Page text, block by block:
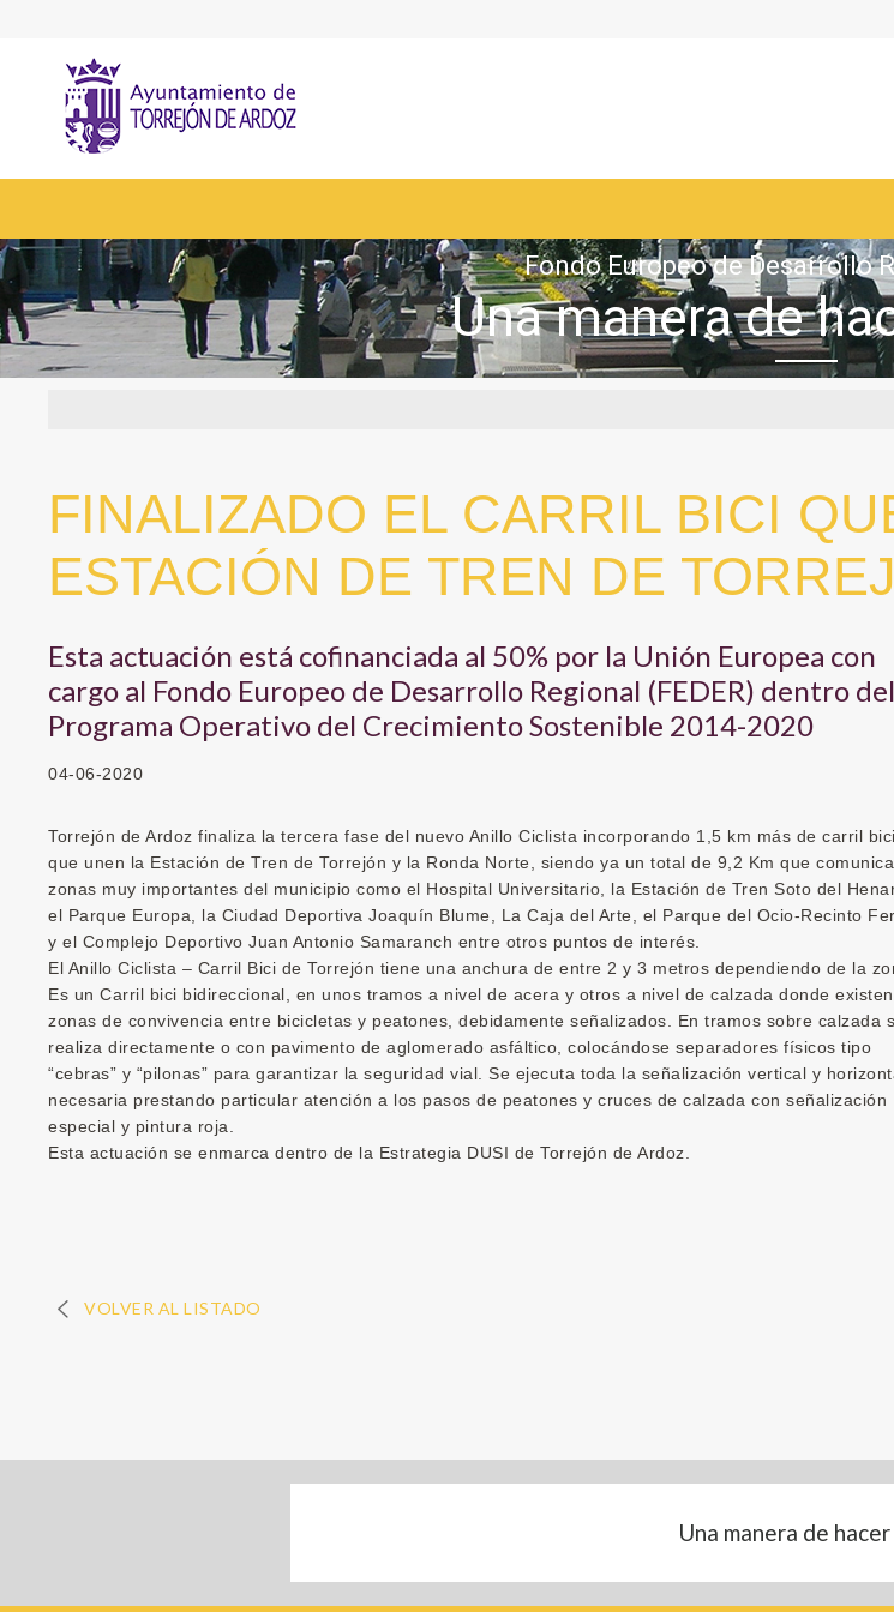
Fondo Europeo de Desarrollo
Una manera de
FINALIZADO EL CARRIL BICI
ESTACIÓN DE TREN DE
Esta actuación está cofinanciada al 50% por la Unión Europea con
cargo al Fondo Europeo de Desarrollo Regional (FEDER) dentro del
Programa Operativo del Crecimiento Sostenible 2014-2020
04-06-2020
Torrejón de Ardoz finaliza la tercera fase del nuevo Anillo Ciclista incorporando 1,5 km más de carril bici
que unen la Estación de Tren de Torrejón y la Ronda Norte, siendo ya un total de 9,2 Km que
zonas muy importantes del municipio como el Hospital Universitario, la Estación de Tren Soto del
el Parque Europa, la Ciudad Deportiva Joaquín Blume, La Caja del Arte, el Parque del Ocio-Recinto
y el Complejo Deportivo Juan Antonio Samaranch entre otros puntos de interés.
El Anillo Ciclista – Carril Bici de Torrejón tiene una anchura de entre 2 y 3 metros dependiendo de la
Es un Carril bici bidireccional, en unos tramos a nivel de acera y otros a nivel de calzada donde existen
zonas de convivencia entre bicicletas y peatones, debidamente señalizados. En tramos sobre calzada
realiza directamente o con pavimento de aglomerado asfáltico, colocándose separadores físicos tipo
“cebras” y “pilonas” para garantizar la seguridad vial. Se ejecuta toda la señalización vertical y
necesaria prestando particular atención a los pasos de peatones y cruces de calzada con señalización
especial y pintura roja.
Esta actuación se enmarca dentro de la Estrategia DUSI de Torrejón de Ardoz.
VOLVER AL LISTADO
Una manera de